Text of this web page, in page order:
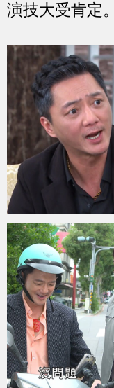
演技大受肯定。